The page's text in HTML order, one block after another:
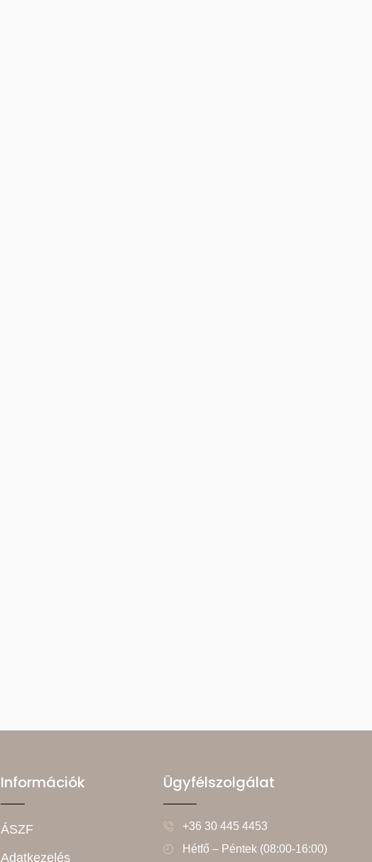
Információk
ÁSZF
Adatkezelés
Ügyfélszolgálat
+36 30 445 4453
Hétfő – Péntek (08:00-16:00)